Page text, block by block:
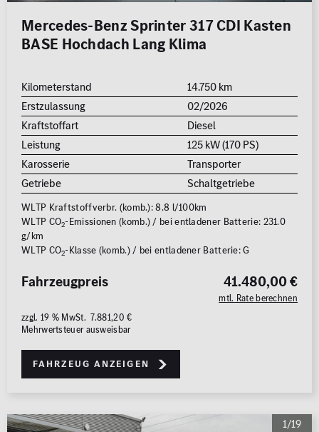
Mercedes-Benz Sprinter 317 CDI Kasten
BASE Hochdach Lang Klima
Kilometerstand
14.750 km
Erstzulassung
02/2026
Kraftstoffart
Diesel
Leistung
125 kW (170 PS)
Karosserie
Transporter
Getriebe
Schaltgetriebe
WLTP Kraftstoffverbr. (komb.): 8.8 l/100km
WLTP CO2-Emissionen (komb.) / bei entladener Batterie: 231.0
g/km
WLTP CO2-Klasse (komb.) / bei entladener Batterie: G
41.480,00 €
mtl. Rate berechnen
Fahrzeugpreis
zzgl. 19 % MwSt. 7.881,20 €
Mehrwertsteuer ausweisbar
Fahrzeug anzeigen
1/19